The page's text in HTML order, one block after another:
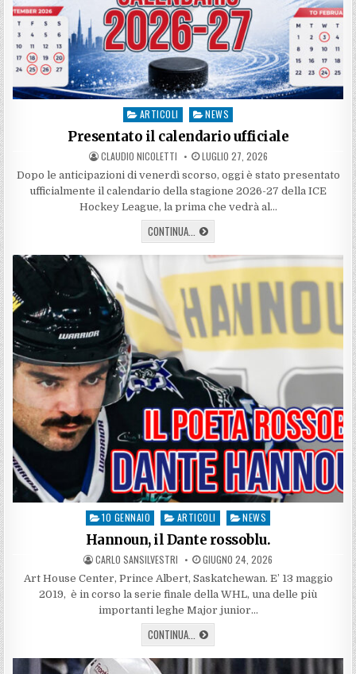
Posted
in
ARTICOLI NEWS
Presentato il calendario ufficiale
AUTHOR:
CLAUDIO NICOLETTI PUBLISHED
LUGLIO 27, 2026
Dopo le anticipazioni di venerdì scorso, oggi è stato presentato
ufficialmente il calendario della stagione 2026-27 della ICE
Hockey League, la prima che vedrà al…
CONTINUA... PRESENTATO
IL
CALENDARIO
UFFICIALE
Posted
in
10 GENNAIO ARTICOLI NEWS
Hannoun, il Dante rossoblu.
AUTHOR:
CARLO SANSILVESTRI PUBLISHED
DATE:
GIUGNO 24, 2026
Art House Center, Prince Albert, Saskatchewan. E’ 13 maggio
2019, è in corso la serie finale della WHL, una delle più
importanti leghe Major junior…
CONTINUA... HANNOUN,
IL
ROSSOBLU.